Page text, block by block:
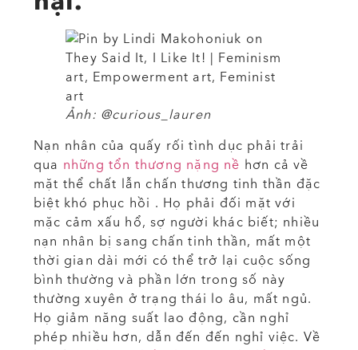
Ảnh: @curious_lauren
Nạn nhân của quấy rối tình dục phải trải
qua những tổn thương nặng nề hơn cả về
mặt thể chất lẫn chấn thương tinh thần đặc
biệt khó phục hồi . Họ phải đối mặt với
mặc cảm xấu hổ, sợ người khác biết; nhiều
nạn nhân bị sang chấn tinh thần, mất một
thời gian dài mới có thể trở lại cuộc sống
bình thường và phần lớn trong số này
thường xuyên ở trạng thái lo âu, mất ngủ.
Họ giảm năng suất lao động, cần nghỉ
phép nhiều hơn, dẫn đến đến nghỉ việc. Về